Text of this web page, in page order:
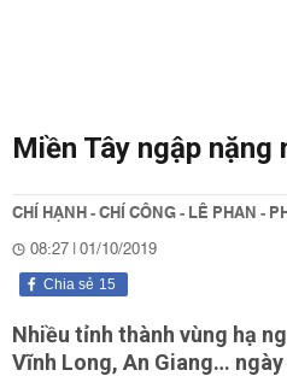
Miền Tây ngập
CHÍ HẠNH - CHÍ CÔNG - LÊ PHAN -
08:27 | 01/10/2019
15
Chia sẻ
Nhiều tỉnh thành vùng hạ
Vĩnh Long, An Giang…